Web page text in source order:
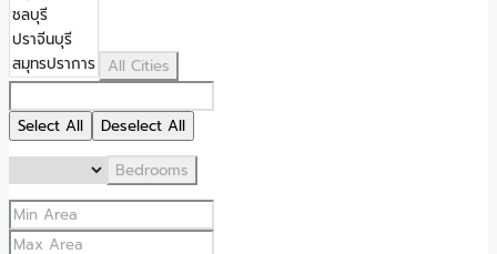
All Cities
Select All
Deselect All
Bedrooms